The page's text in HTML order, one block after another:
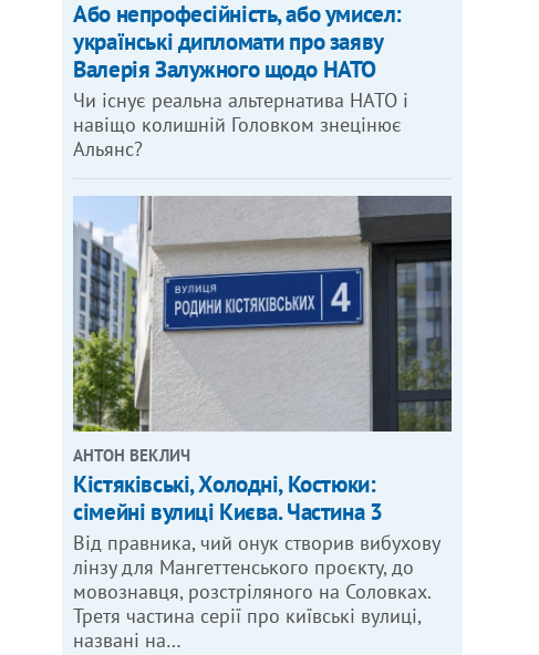
Або непрофесійність, або умисел:
українські дипломати про заяву
Валерія Залужного щодо НАТО
Чи існує реальна альтернатива НАТО і
навіщо колишній Головком знецінює
Альянс?
АНТОН ВЕКЛИЧ
Кістяківські, Холодні, Костюки:
сімейні вулиці Києва. Частина 3
Від правника, чий онук створив вибухову
лінзу для Мангеттенського проєкту, до
мовознавця, розстріляного на Соловках.
Третя частина серії про київські вулиці,
названі на…